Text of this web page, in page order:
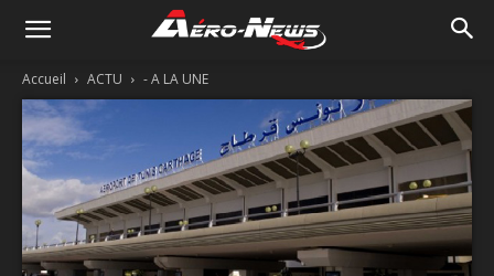
Accueil ACTU - A LA UNE